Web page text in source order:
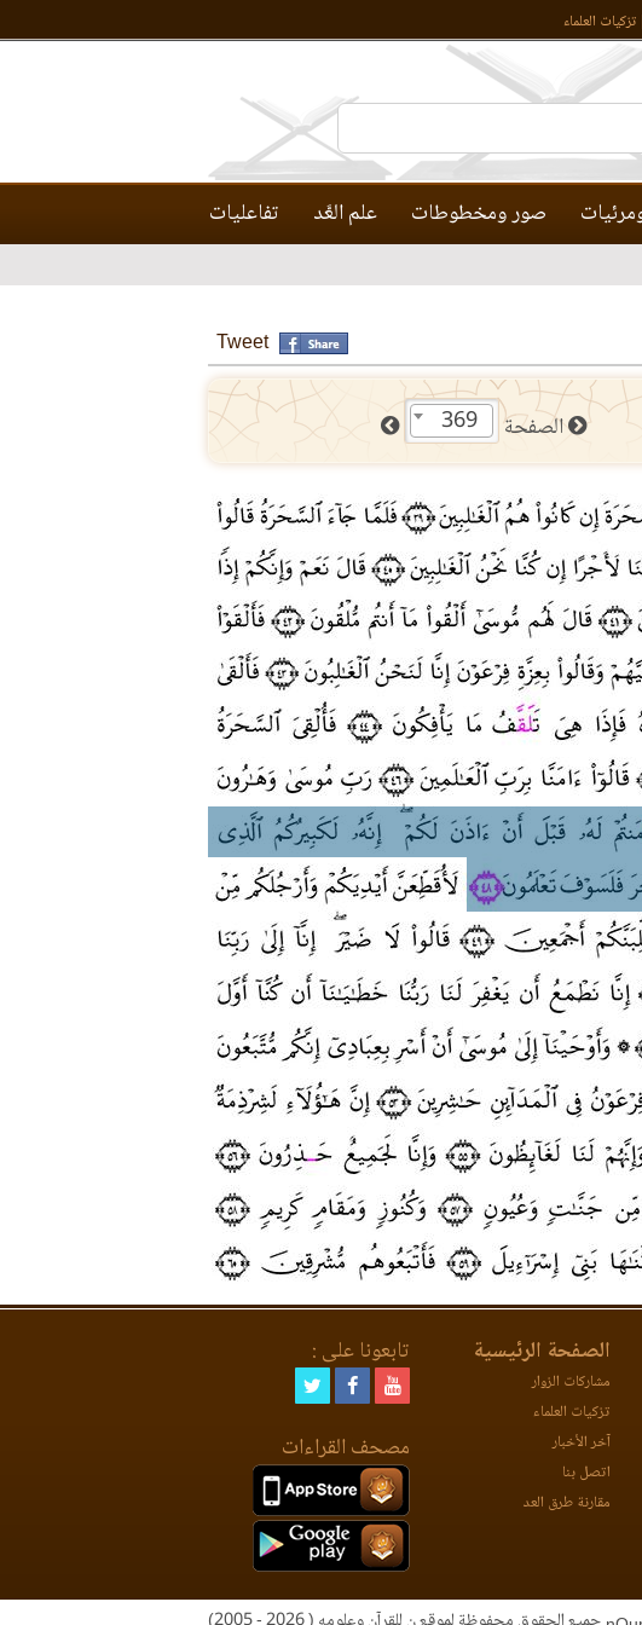
تزكيات العلماء
صور ومخطوطات علم العَّد تفاعليات
Tweet
الصفحة 369
الصفحة الرئيسية
مشاركات الزوار
تزكيات العلماء
آخر الأخبار
اتصل بنا
مقارنة طرق العد
تابعونا على :
مصحف القراءات